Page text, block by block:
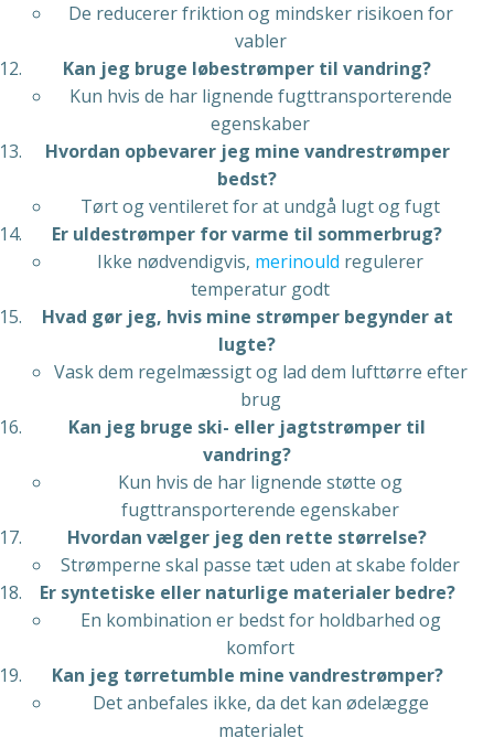
De reducerer friktion og mindsker risikoen for
vabler
Kan jeg bruge løbestrømper til vandring?
Kun hvis de har lignende fugttransporterende
egenskaber
Hvordan opbevarer jeg mine vandrestrømper
bedst?
Tørt og ventileret for at undgå lugt og fugt
Er uldestrømper for varme til sommerbrug?
Ikke nødvendigvis, merinould regulerer
temperatur godt
Hvad gør jeg, hvis mine strømper begynder at
lugte?
Vask dem regelmæssigt og lad dem lufttørre efter
brug
Kan jeg bruge ski- eller jagtstrømper til
vandring?
Kun hvis de har lignende støtte og
fugttransporterende egenskaber
Hvordan vælger jeg den rette størrelse?
Strømperne skal passe tæt uden at skabe folder
Er syntetiske eller naturlige materialer bedre?
En kombination er bedst for holdbarhed og
komfort
Kan jeg tørretumble mine vandrestrømper?
Det anbefales ikke, da det kan ødelægge
materialet